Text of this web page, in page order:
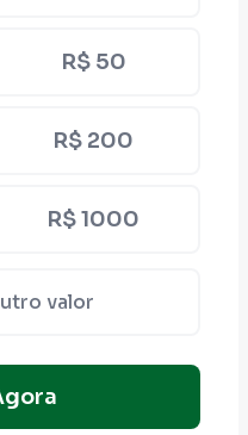
R$ 50
R$ 200
R$ 1000
valor